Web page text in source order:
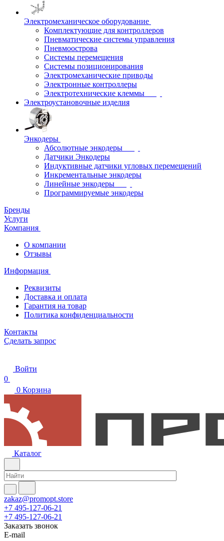
Электромеханическое оборудование
Комплектующие для контроллеров
Пневматические системы управления
Пневмоострова
Системы перемещения
Системы позиционирования
Электромеханические приводы
Электронные контроллеры
Электротехнические клеммы
Электроустановочные изделия
Энкодеры
Абсолютные энкодеры
Датчики Энкодеры
Индуктивные датчики угловых перемещений
Инкрементальные энкодеры
Линейные энкодеры
Программируемые энкодеры
Бренды
Услуги
Компания
О компании
Отзывы
Информация
Реквизиты
Доставка и оплата
Гарантия на товар
Политика конфиденциальности
Контакты
Сделать запрос
Войти
0
0 Корзина
Каталог
zakaz@promopt.store
+7 495-127-06-21
+7 495-127-06-21
Заказать звонок
E-mail